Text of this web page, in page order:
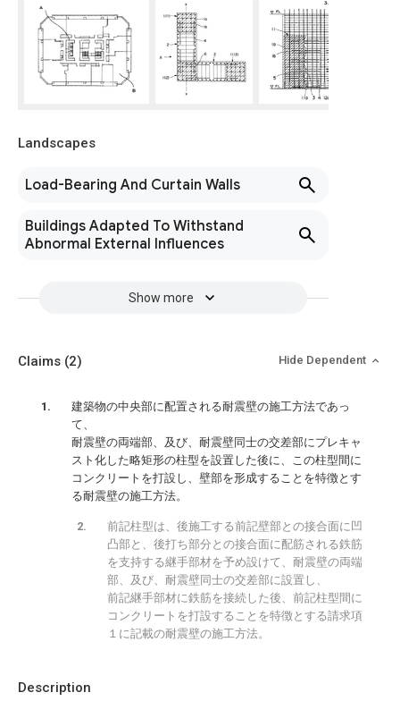
Landscapes
Load-Bearing And Curtain Walls
Buildings Adapted To Withstand
Abnormal External Influences
Show more
Description
Claims (2) Hide Dependent
建築物の中央部に配置される耐震壁の施工方法であっ
て、
耐震壁の両端部、及び、耐震壁同士の交差部にプレキャ
スト化した略矩形の柱型を設置した後に、この柱型間に
コンクリートを打設し、壁部を形成することを特徴とす
る耐震壁の施工方法。
前記柱型は、後施工する前記壁部との接合面に凹
凸部と、後打ち部分との接合面に配筋される鉄筋
を支持する継手部材を予め設けて、耐震壁の両端
部、及び、耐震壁同士の交差部に設置し、
前記継手部材に鉄筋を接続した後、前記柱型間に
コンクリートを打設することを特徴とする請求項
１に記載の耐震壁の施工方法。